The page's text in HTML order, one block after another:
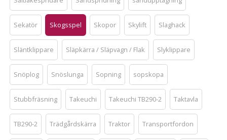
Sekatör Skogsspel Skopor Skylift Slaghack
Släntklippare Släpkärra / Släpvagn / Flak Slyklippare
Snöplog Snöslunga Sopning sopskopa
Stubbfräsning Takeuchi Takeuchi TB290-2 Taktavla
TB290-2 Trädgårdskärra Traktor Transportfordon